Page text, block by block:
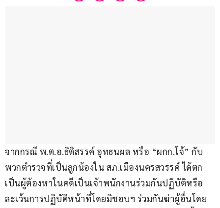
จากกรณี พ.ต.อ.ธิติสรรค์ อุทธนผล หรือ “ผกก.โจ้” กับ
พวกตำรวจที่เป็นลูกน้องใน สภ.เมืองนครสวรรค์ ได้ตก
เป็นผู้ต้องหาในคดีเป็นเจ้าพนักงานร่วมกันปฏิบัติหรือ
ละเว้นการปฏิบัติหน้าที่โดยมิชอบฯ ร่วมกันฆ่าผู้อื่นโดย